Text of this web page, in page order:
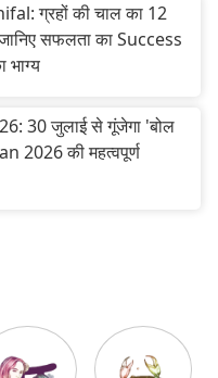
ग्रहों की चाल का 12
सफलता का Success
30 जुलाई से गूंजेगा 'बोल
2026 की महत्वपूर्ण